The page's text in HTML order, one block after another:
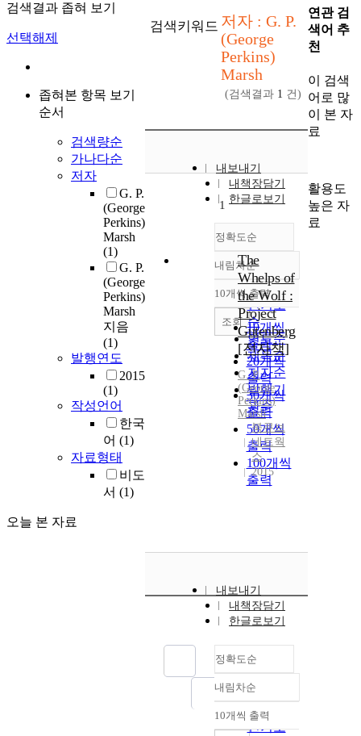
검색결과 좁혀 보기
선택해제
좁혀본 항목 보기
순서
검색량순
가나다순
저자
G. P.
(George
Perkins)
Marsh
(1)
G. P.
(George
Perkins)
Marsh
지음
(1)
발행연도
2015
(1)
작성언어
한국
어 (1)
자료형태
비도
서 (1)
오늘 본 자료
검색키워드 저자 : G. P.
(George
Perkins)
Marsh
(검색결과 1 건)
내보내기
내책장담기
한글로보기
정확도순
정확도
순
인기도
순
연도순
제목순
저자순
발행기
관순
내림차순
내림차순
10개씩 출력
10개씩
출력
20개씩
출력
30개씩
출력
50개씩
출력
100개씩
출력
조회
1
The
Whelps of
the Wolf :
Project
Gutenberg
[전자책]
G. P.
(George
Perkins)
Marsh
북큐브
네트웍
스
2015
내보내기
내책장담기
한글로보기
정확도순
정확도
순
인기도
내림차순
내림차순
10개씩 출력
연관 검
색어 추
천
이 검색
어로 많
이 본 자
료
활용도
높은 자
료